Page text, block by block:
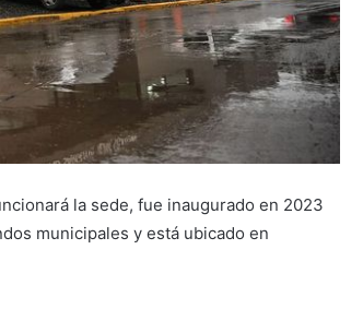
la sede, fue inaugurado en 2023
municipales y está ubicado en